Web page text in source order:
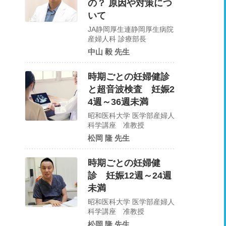
の？ 原因や対策につ
いて
JA静岡厚生連静岡厚生病院
産婦人科 診療部長
中山 毅 先生
時期ごとの妊婦健診
と超音波検査 妊娠2
4週～36週未満
昭和医科大学 医学部産婦人
科学講座 准教授
松岡 隆 先生
時期ごとの妊婦健
診 妊娠12週～24週
未満
昭和医科大学 医学部産婦人
科学講座 准教授
松岡 隆 先生